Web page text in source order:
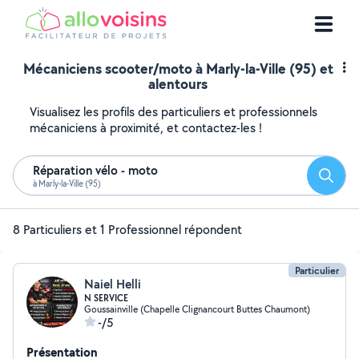
Mécaniciens scooter/moto à Marly-la-Ville (95) et
alentours
Visualisez les profils des particuliers et professionnels
mécaniciens à proximité, et contactez-les !
Réparation vélo - moto
à Marly-la-Ville (95)
8 Particuliers et 1 Professionnel répondent
Particulier
Naiel Helli
N SERVICE
Goussainville (Chapelle Clignancourt Buttes Chaumont)
-/5
Présentation